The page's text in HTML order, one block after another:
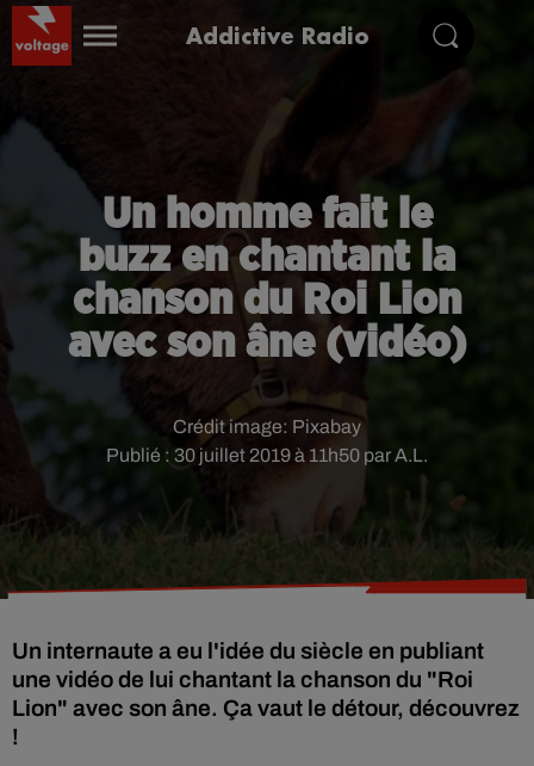
Addictive Radio
Un homme fait le
buzz en chantant la
chanson du Roi Lion
avec son âne (vidéo)
Publié : 30 juillet 2019 à 11h50 par A.L.
Crédit image: Pixabay
Un internaute a eu l'idée du siècle en publiant
une vidéo de lui chantant la chanson du "Roi
Lion" avec son âne. Ça vaut le détour, découvrez
!